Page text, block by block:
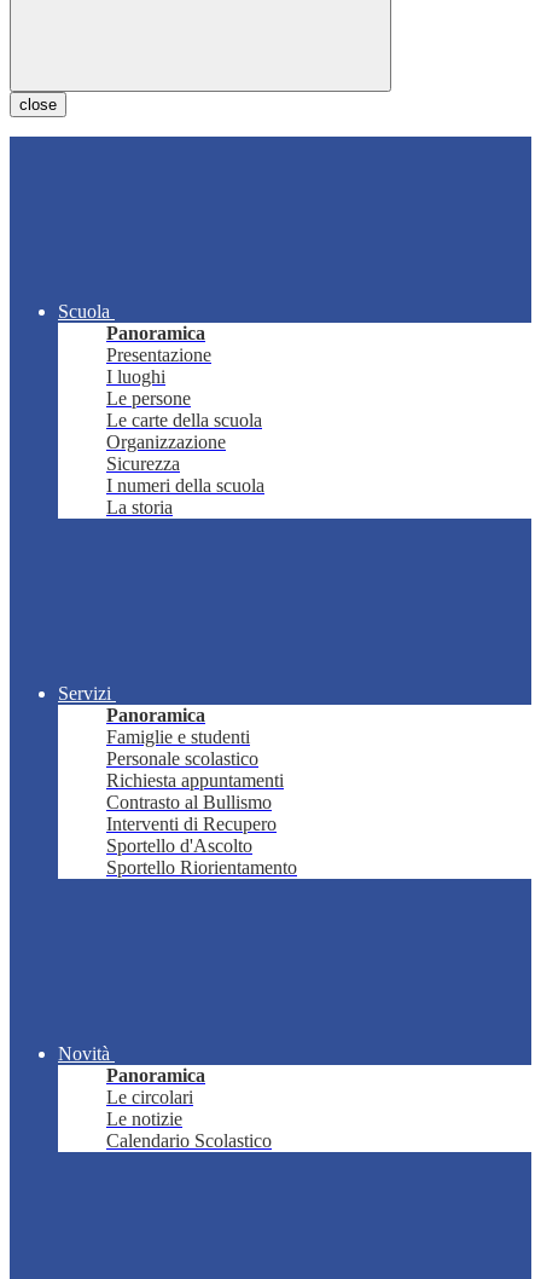
close
Scuola
Panoramica
Presentazione
I luoghi
Le persone
Le carte della scuola
Organizzazione
Sicurezza
I numeri della scuola
La storia
Servizi
Panoramica
Famiglie e studenti
Personale scolastico
Richiesta appuntamenti
Contrasto al Bullismo
Interventi di Recupero
Sportello d'Ascolto
Sportello Riorientamento
Novità
Panoramica
Le circolari
Le notizie
Calendario Scolastico